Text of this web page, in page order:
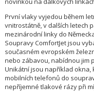
První vlaky vyjedou během
vnitrostátně, v dalších letech
mezinárodní linky do
Soupravy ComfortJet jsou
současném evropském
nebo zábavou, nabídnou jim
Unikátní jsou například okna,
mobilních telefonů do
nepříjemné tlakové rázy při